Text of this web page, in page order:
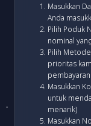
Masukkan
Anda
Pilih Poduk
nominal
Pilih Metode
prioritas
Masukkan
untuk
menarik)
Masukkan